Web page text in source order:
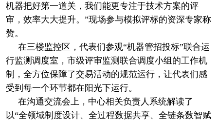
机器把好第一道关，我们能更专注于技术方案的评
审，效率大大提升。”现场参与模拟评标的资深专家称
赞。
在三楼监控区，代表们参观“机器管招投标”联合运
行监测调度室，市级评审监测联合调度小组的工作机
制，全方位保障了交易活动的规范运行，让代表们感
受到每一个环节都在阳光下运行。
在沟通交流会上，中心相关负责人系统解读了
以“全领域制度设计、全过程数据共享、全链条数智赋